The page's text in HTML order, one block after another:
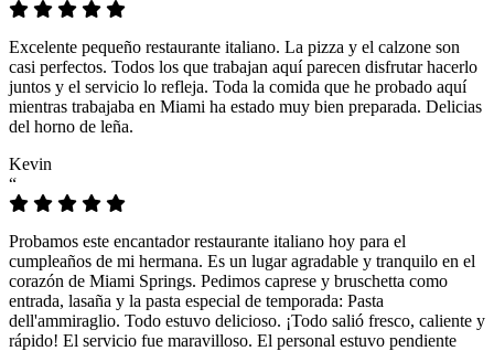
Excelente pequeño restaurante italiano. La pizza y el calzone son
casi perfectos. Todos los que trabajan aquí parecen disfrutar hacerlo
juntos y el servicio lo refleja. Toda la comida que he probado aquí
mientras trabajaba en Miami ha estado muy bien preparada. Delicias
del horno de leña.
Kevin
“
Probamos este encantador restaurante italiano hoy para el
cumpleaños de mi hermana. Es un lugar agradable y tranquilo en el
corazón de Miami Springs. Pedimos caprese y bruschetta como
entrada, lasaña y la pasta especial de temporada: Pasta
dell'ammiraglio. Todo estuvo delicioso. ¡Todo salió fresco, caliente y
rápido! El servicio fue maravilloso. El personal estuvo pendiente